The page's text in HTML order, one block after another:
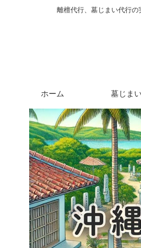
離檀代行、墓じまい代行
ホーム 墓じま